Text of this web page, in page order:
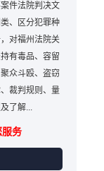
件法院判决文
、区分犯罪种
对福州法院关
有毒品、容留
众斗殴、盗窃
裁判规则、量
了解...
服务